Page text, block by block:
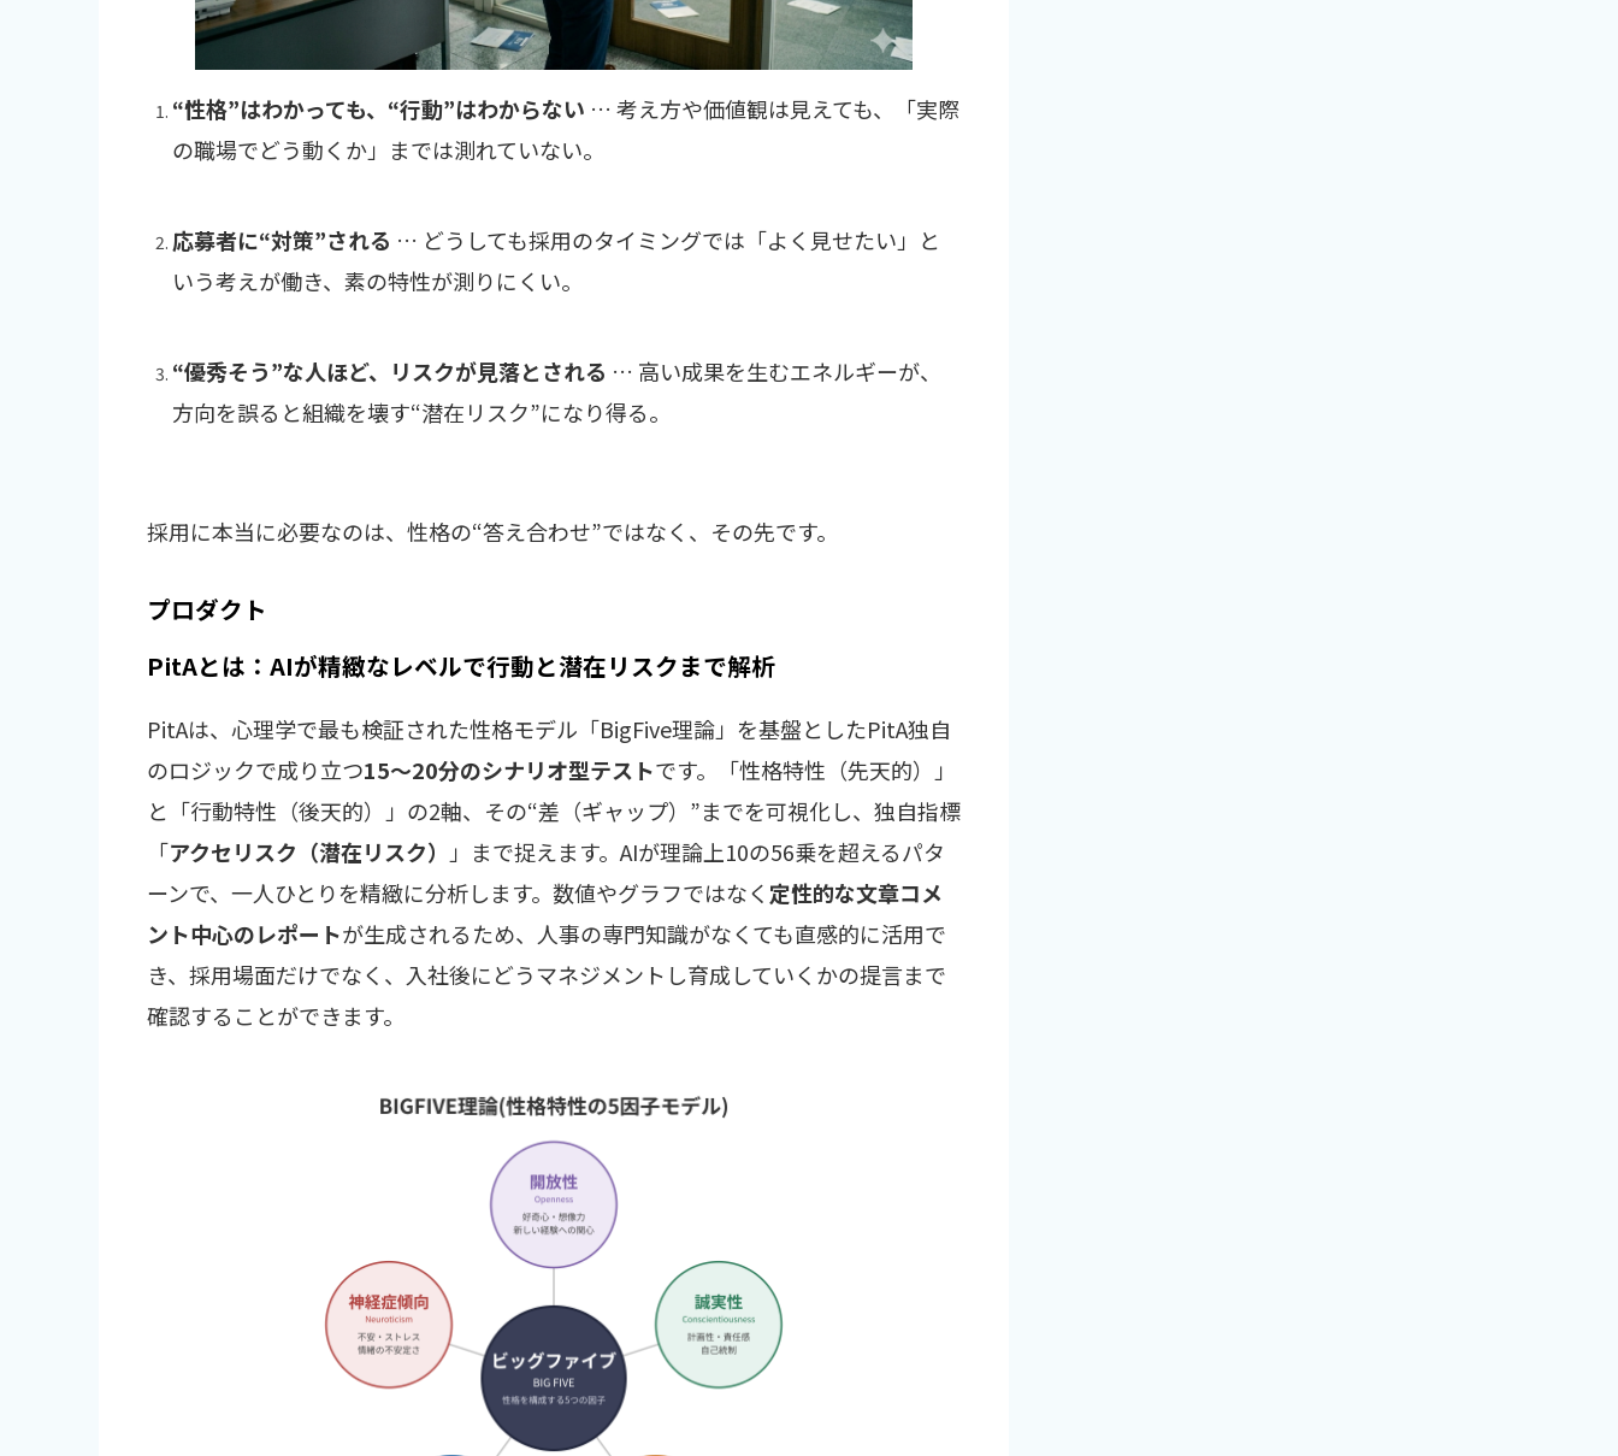
“性格”はわかっても、“行動”はわからない … 考え方や価値観は見えても、「実際
の職場でどう動くか」までは測れていない。
応募者に“対策”される … どうしても採用のタイミングでは「よく見せたい」と
いう考えが働き、素の特性が測りにくい。
“優秀そう”な人ほど、リスクが見落とされる … 高い成果を生むエネルギーが、
方向を誤ると組織を壊す“潜在リスク”になり得る。
採用に本当に必要なのは、性格の“答え合わせ”ではなく、その先です。
プロダクト
PitAとは：AIが精緻なレベルで行動と潜在リスクまで解析
PitAは、心理学で最も検証された性格モデル「BigFive理論」を基盤としたPitA独自
のロジックで成り立つ15〜20分のシナリオ型テストです。「性格特性（先天的）」
と「行動特性（後天的）」の2軸、その“差（ギャップ）”までを可視化し、独自指標
「アクセリスク（潜在リスク） 」まで捉えます。AIが理論上10の56乗を超えるパタ
ーンで、一人ひとりを精緻に分析します。数値やグラフではなく 定性的な文章コメ
ント中心のレポートが生成されるため、人事の専門知識がなくても直感的に活用で
き、採用場面だけでなく、入社後にどうマネジメントし育成していくかの提言まで
確認することができます。